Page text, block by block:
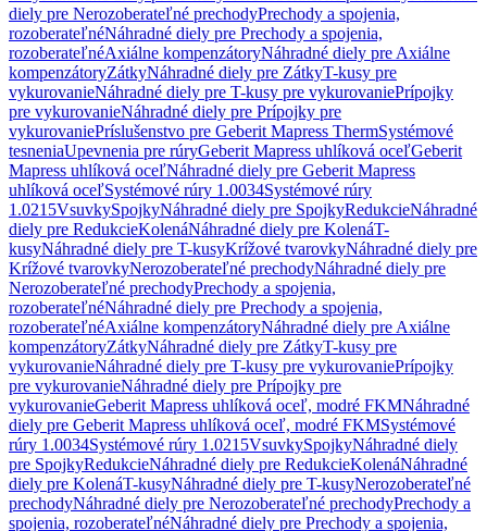
diely pre Nerozoberateľné prechodyPrechody a spojenia,
rozoberateľnéNáhradné diely pre Prechody a spojenia,
rozoberateľnéAxiálne kompenzátoryNáhradné diely pre Axiálne
kompenzátoryZátkyNáhradné diely pre ZátkyT-kusy pre
vykurovanieNáhradné diely pre T-kusy pre vykurovaniePrípojky
pre vykurovanieNáhradné diely pre Prípojky pre
vykurovaniePríslušenstvo pre Geberit Mapress ThermSystémové
tesneniaUpevnenia pre rúryGeberit Mapress uhlíková oceľGeberit
Mapress uhlíková oceľNáhradné diely pre Geberit Mapress
uhlíková oceľSystémové rúry 1.0034Systémové rúry
1.0215VsuvkySpojkyNáhradné diely pre SpojkyRedukcieNáhradné
diely pre RedukcieKolenáNáhradné diely pre KolenáT-
kusyNáhradné diely pre T-kusyKrížové tvarovkyNáhradné diely pre
Krížové tvarovkyNerozoberateľné prechodyNáhradné diely pre
Nerozoberateľné prechodyPrechody a spojenia,
rozoberateľnéNáhradné diely pre Prechody a spojenia,
rozoberateľnéAxiálne kompenzátoryNáhradné diely pre Axiálne
kompenzátoryZátkyNáhradné diely pre ZátkyT-kusy pre
vykurovanieNáhradné diely pre T-kusy pre vykurovaniePrípojky
pre vykurovanieNáhradné diely pre Prípojky pre
vykurovanieGeberit Mapress uhlíková oceľ, modré FKMNáhradné
diely pre Geberit Mapress uhlíková oceľ, modré FKMSystémové
rúry 1.0034Systémové rúry 1.0215VsuvkySpojkyNáhradné diely
pre SpojkyRedukcieNáhradné diely pre RedukcieKolenáNáhradné
diely pre KolenáT-kusyNáhradné diely pre T-kusyNerozoberateľné
prechodyNáhradné diely pre Nerozoberateľné prechodyPrechody a
spojenia, rozoberateľnéNáhradné diely pre Prechody a spojenia,